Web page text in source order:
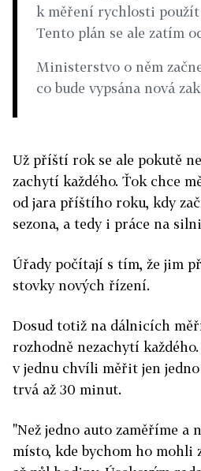
k měření rychlosti použít
Tento plán se ale zatím
Ministerstvo o něm
co bude vypsána nová
Už příští rok se ale pokutě
zachytí každého. Ťok chce
od jara příštího roku, kdy
sezona, a tedy i práce na
Úřady počítají s tím, že jim
stovky nových řízení.
Dosud totiž na dálnicích
rozhodně nezachytí
v jednu chvíli měřit jen
trvá až 30 minut.
"Než jedno auto zaměříme a
místo, kde bychom ho mohli